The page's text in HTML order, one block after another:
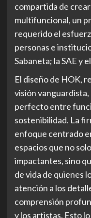
compartida de
multifuncional, un
requerido el
personas e
Sabaneta; la SAE y
El diseño de HOK,
visión
perfecto entre
sostenibilidad. La
enfoque centrado
espacios que no
impactantes, sino
de vida de quienes
atención a los
comprensión
y los artistas. Esto